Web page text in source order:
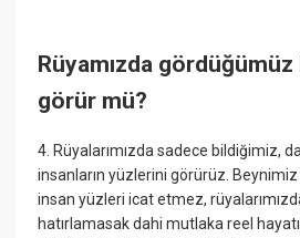
Rüyamızda
görür mü?
4. Rüyalarımızda sadece bildiğimiz,
insanların yüzlerini görürüz.
insan yüzleri icat etmez,
hatırlamasak dahi mutlaka reel